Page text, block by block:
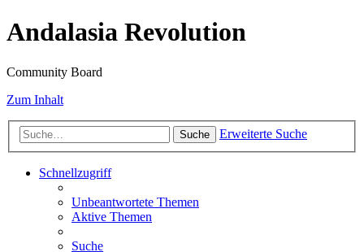
Andalasia Revolution
Community Board
Zum Inhalt
Suche Erweiterte Suche
Schnellzugriff
Unbeantwortete Themen
Aktive Themen
Suche